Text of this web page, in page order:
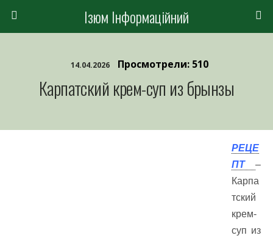
Ізюм Інформаційний
14.04.2026 Просмотрели: 510
Карпатский крем-суп из брынзы
РЕЦЕ
ПТ
–
Карпа
тский
крем-
суп из